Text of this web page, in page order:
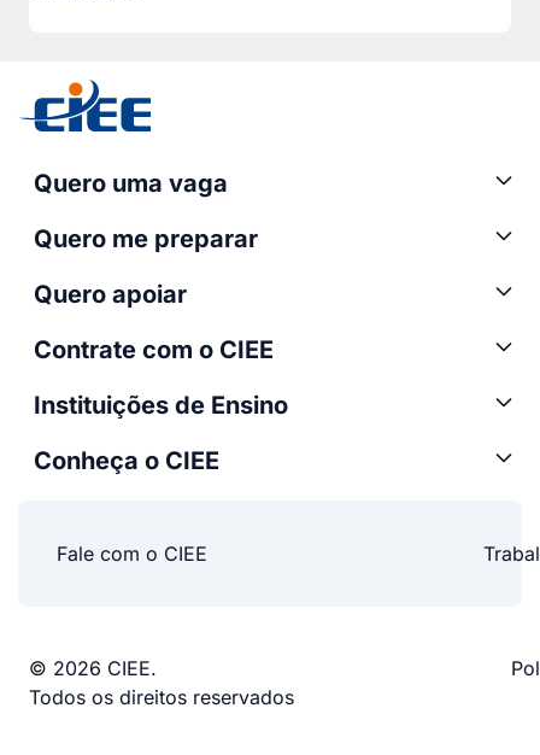
Quero uma vaga
Quero me preparar
Quero apoiar
Contrate com o CIEE
Instituições de Ensino
Conheça o CIEE
Fale com o CIEE
© 2026 CIEE.
Todos os direitos reservados